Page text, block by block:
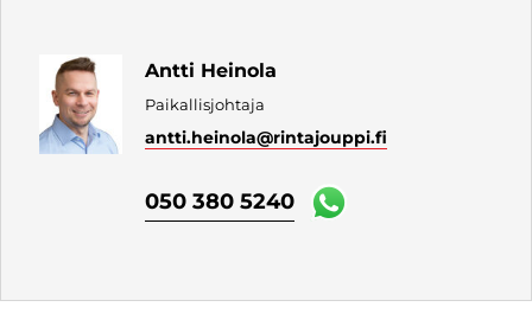
Antti Heinola
Paikallisjohtaja
antti.heinola@rintajouppi.fi
050 380 5240